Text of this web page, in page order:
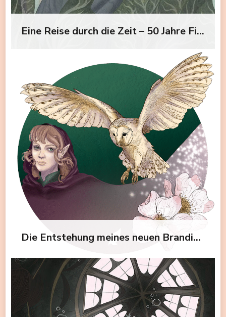
Eine Reise durch die Zeit – 50 Jahre Filderstadt
Die Entstehung meines neuen Brandings